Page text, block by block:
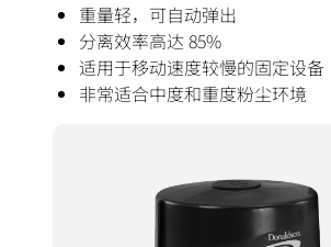
重量轻，可自动弹出
分离效率高达 85%
适用于移动速度较慢的固定设备
非常适合中度和重度粉尘环境